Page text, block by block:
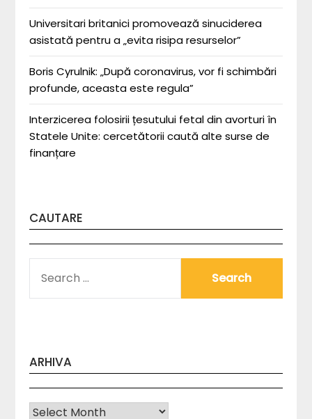
Universitari britanici promovează sinuciderea
asistată pentru a „evita risipa resurselor”
Boris Cyrulnik: „După coronavirus, vor fi schimbări
profunde, aceasta este regula”
Interzicerea folosirii țesutului fetal din avorturi în
Statele Unite: cercetătorii caută alte surse de
finanțare
CAUTARE
FOR:
ARHIVA
Arhiva